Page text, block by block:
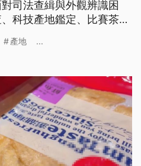
司法查緝與外觀辨識困
科技產地鑑定、比賽茶切
鋸。
產地 ...